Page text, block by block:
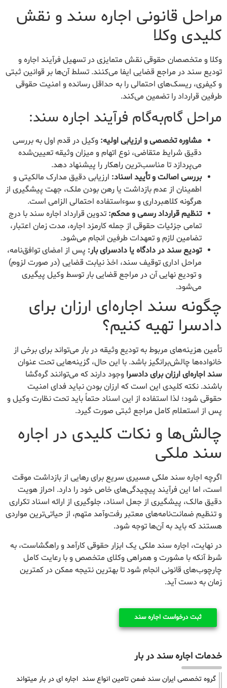
مراحل قانونی اجاره سند و نقش
کلیدی وکلا
وکلا و متخصصان حقوقی نقش متمایزی در تسهیل فرآیند اجاره و
تودیع سند در مراجع قضایی ایفا می‌کنند. تسلط آن‌ها بر قوانین ثبتی
و کیفری، ریسک‌های احتمالی را به حداقل رسانده و امنیت حقوقی
طرفین قرارداد را تضمین می‌کند.
مراحل گام‌به‌گام فرآیند اجاره سند:
مشاوره تخصصی و ارزیابی اولیه: وکیل در قدم اول به بررسی
دقیق شرایط متقاضی، نوع اتهام و میزان وثیقه تعیین‌شده
می‌پردازد تا مناسب‌ترین راهکار را پیشنهاد دهد.
بررسی اصالت و تأیید اسناد: ارزیابی دقیق مدارک مالکیتی و
اطمینان از عدم بازداشت یا رهن بودن ملک، جهت پیشگیری از
هرگونه کلاهبرداری و سوءاستفاده احتمالی الزامی است.
تنظیم قرارداد رسمی و محکم: تدوین قرارداد اجاره سند با درج
تمامی جزئیات حقوقی از جمله کارمزد اجاره، مدت زمان اعتبار،
تضامین لازم و تعهدات طرفین انجام می‌شود.
تودیع سند در دادگاه یا دادسرای بار: پس از امضای توافق‌نامه،
مراحل اداری توقیف سند، اخذ نیابت قضایی (در صورت لزوم)
و تودیع نهایی آن در مراجع قضایی بار توسط وکیل پیگیری
می‌شود.
چگونه سند اجاره‌ای ارزان برای
دادسرا تهیه کنیم؟
تأمین هزینه‌های مربوط به تودیع وثیقه در بار می‌تواند برای برخی از
خانواده‌ها چالش‌برانگیز باشد. با این حال، گزینه‌هایی تحت عنوان
سند اجاره‌ای ارزان برای دادسرا وجود دارند که می‌توانند گره‌گشا
باشند. نکته کلیدی این است که ارزان بودن نباید فدای امنیت
حقوقی شود؛ لذا استفاده از این اسناد حتماً باید تحت نظارت وکیل و
پس از استعلام کامل مراجع ثبتی صورت گیرد.
چالش‌ها و نکات کلیدی در اجاره
سند ملکی
اگرچه اجاره سند ملکی مسیری سریع برای رهایی از بازداشت موقت
است، اما این فرآیند پیچیدگی‌های خاص خود را دارد. احراز هویت
دقیق مالک، پیشگیری از جعل اسناد، جلوگیری از ارائه اسناد تکراری
و تنظیم ضمانت‌نامه‌های معتبر رفت‌وآمد متهم، از حیاتی‌ترین مواردی
هستند که باید به آن‌ها توجه شود.
در نهایت، اجاره سند ملکی یک ابزار حقوقی کارآمد و راهگشاست، به
شرط آنکه با مشورت و همراهی وکلای متخصص و با رعایت کامل
چارچوب‌های قانونی انجام شود تا بهترین نتیجه ممکن در کمترین
زمان به دست آید.
ثبت درخواست اجاره سند
خدمات اجاره سند در بار
گروه تخصصی ایران سند ضمن تامین انواع سند اجاره ای در بار میتواند